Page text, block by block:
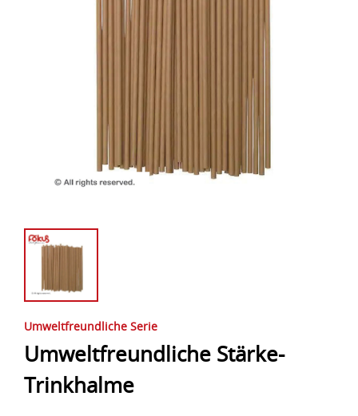
Umweltfreundliche Serie
Umweltfreundliche Stärke-
Trinkhalme